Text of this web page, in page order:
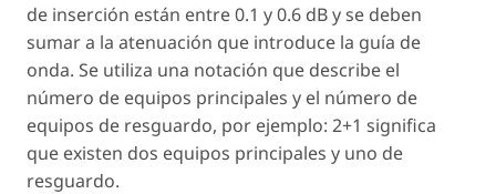
de inserción están entre 0.1 y 0.6 dB y se deben
sumar a la atenuación que introduce la guía de
onda. Se utiliza una notación que describe el
número de equipos principales y el número de
equipos de resguardo, por ejemplo: 2+1 significa
que existen dos equipos principales y uno de
resguardo.